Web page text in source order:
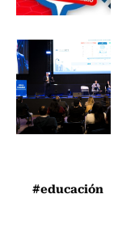
#educación